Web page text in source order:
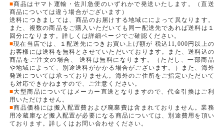
■商品はヤマト運輸・佐川急便のいずれかで発送いたします。（直送
商品については違う場合がございます）
送料につきましては、商品のお届けする地域にによって異なります。
また、複数の商品をご購入いただいても同一配送先であれば送料は１
回分になります。詳しくは詳細ページでご確認ください。
■現在当店では、１配送先につきお買い上げ額が 税込11,000円以上の
お客様には送料を無料とさせていただいております。また、送料込の
商品をご注文の場合、 送料は無料になります。（ただし、一部商品
や地域によって、別途送料がかかる場合がございます。）また、海外
発送については承っておりません。海外のご住所をご指定いただいて
も対応できかねますので、ご注意ください。
■大型商品についてはメーカー直送となりますので、代金引換はご利
用いただけません。
■商品価格には搬入配置費および廃棄費は含まれておりません。業務
用冷蔵庫など搬入配置が必要になる商品については、別途費用を頂い
ております。詳しくはお問い合わせください。